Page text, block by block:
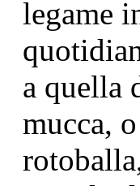
legame
a quella
mucca,